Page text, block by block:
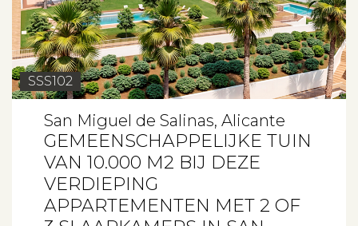
SSS102
San Miguel de Salinas, Alicante
GEMEENSCHAPPELIJKE TUIN
VAN 10.000 M2 BIJ DEZE
VERDIEPING
APPARTEMENTEN MET 2 OF